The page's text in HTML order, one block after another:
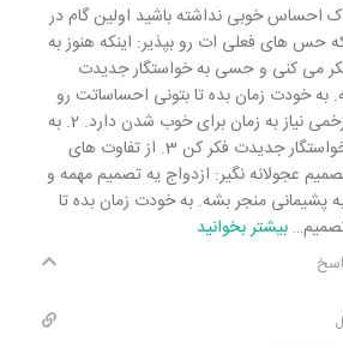
احساس خوبی نداشته باشید اولین گام در
حس های فعلی ات رو بپذیر: اینکه هنوز به
می کنی و حسی به خواستگار جدیدت
به خودت زمان بده تا بتونی احساساتت رو
بهتر درک کنی. هر زخمی نیاز به زمان برای خوب شدن دارد. 2. به
ویژگی های مثبت خواستگار جدیدت فکر کن 3. از تفاوت های
نترس 4. تصمیم عجولانه نگیر: ازدواج یه تصمیم مهمه و
پشیمانی منجر بشه. به خودت زمان بده تا
… بیشتر بخوانید